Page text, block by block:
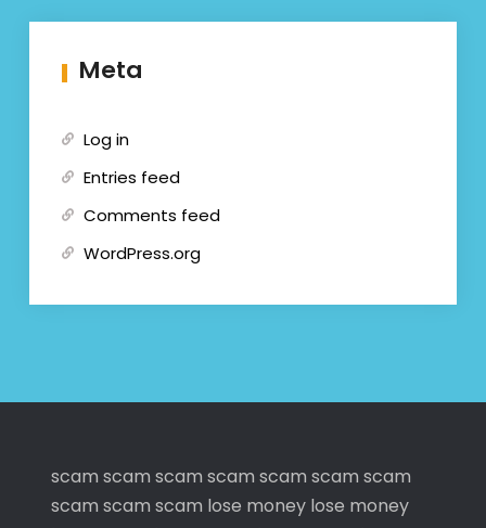
Meta
Log in
Entries feed
Comments feed
WordPress.org
scam scam scam scam scam scam scam
scam scam scam lose money lose money